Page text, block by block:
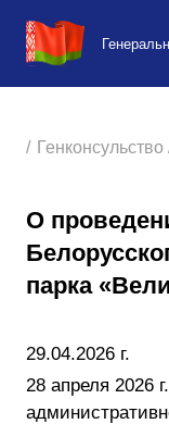
/ Генконсульство
О
парка
29.04.2026 г.
28 апреля 2026